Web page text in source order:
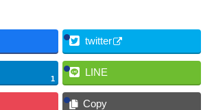
twitter
1
LINE
Copy